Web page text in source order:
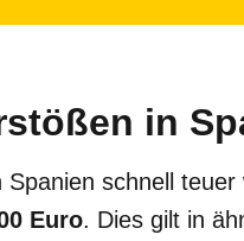
in
schnell teuer
Euro. Dies gilt in